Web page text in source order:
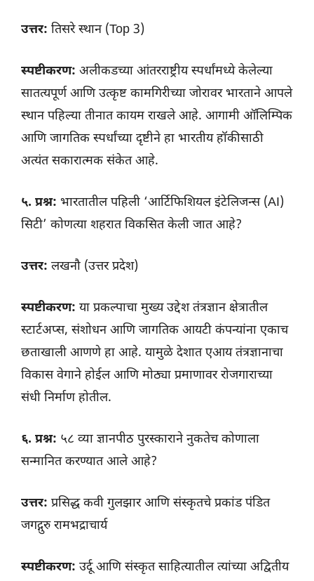
उत्तर: तिसरे स्थान (Top 3)
स्पष्टीकरण: अलीकडच्या आंतरराष्ट्रीय स्पर्धांमध्ये केलेल्या
सातत्यपूर्ण आणि उत्कृष्ट कामगिरीच्या जोरावर भारताने आपले
स्थान पहिल्या तीनात कायम राखले आहे. आगामी ऑलिम्पिक
आणि जागतिक स्पर्धांच्या दृष्टीने हा भारतीय हॉकीसाठी
अत्यंत सकारात्मक संकेत आहे.
५. प्रश्न: भारतातील पहिली ‘आर्टिफिशियल इंटेलिजन्स (AI)
सिटी’ कोणत्या शहरात विकसित केली जात आहे?
उत्तर: लखनौ (उत्तर प्रदेश)
स्पष्टीकरण: या प्रकल्पाचा मुख्य उद्देश तंत्रज्ञान क्षेत्रातील
स्टार्टअप्स, संशोधन आणि जागतिक आयटी कंपन्यांना एकाच
छताखाली आणणे हा आहे. यामुळे देशात एआय तंत्रज्ञानाचा
विकास वेगाने होईल आणि मोठ्या प्रमाणावर रोजगाराच्या
संधी निर्माण होतील.
६. प्रश्न: ५८ व्या ज्ञानपीठ पुरस्काराने नुकतेच कोणाला
सन्मानित करण्यात आले आहे?
उत्तर: प्रसिद्ध कवी गुलझार आणि संस्कृतचे प्रकांड पंडित
जगद्गुरु रामभद्राचार्य
स्पष्टीकरण: उर्दू आणि संस्कृत साहित्यातील त्यांच्या अद्वितीय